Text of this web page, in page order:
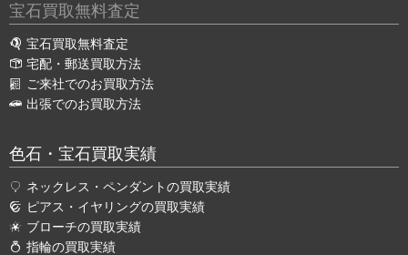
宝石買取無料査定
宝石買取無料査定
宅配・郵送買取方法
ご来社でのお買取方法
出張でのお買取方法
色石・宝石買取実績
ネックレス・ペンダントの買取実績
ピアス・イヤリングの買取実績
ブローチの買取実績
指輪の買取実績